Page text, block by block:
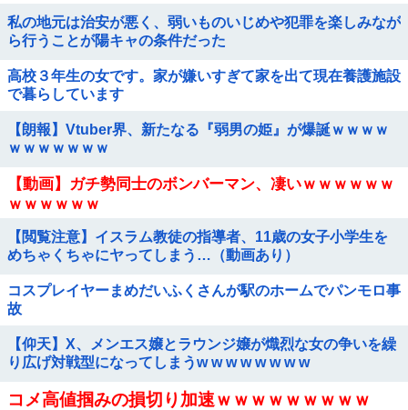
私の地元は治安が悪く、弱いものいじめや犯罪を楽しみなが
ら行うことが陽キャの条件だった
高校３年生の女です。家が嫌いすぎて家を出て現在養護施設
で暮らしています
【朗報】Vtuber界、新たなる『弱男の姫』が爆誕ｗｗｗｗ
ｗｗｗｗｗｗｗ
【動画】ガチ勢同士のボンバーマン、凄いｗｗｗｗｗｗ
ｗｗｗｗｗｗ
【閲覧注意】イスラム教徒の指導者、11歳の女子小学生を
めちゃくちゃにヤってしまう…（動画あり）
コスプレイヤーまめだいふくさんが駅のホームでパンモロ事
故
【仰天】X、メンエス嬢とラウンジ嬢が熾烈な女の争いを繰
り広げ対戦型になってしまうw w w w w w w w
コメ高値掴みの損切り加速ｗｗｗｗｗｗｗｗｗ